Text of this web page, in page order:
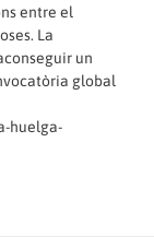
entre el
La
un
global
huelga-